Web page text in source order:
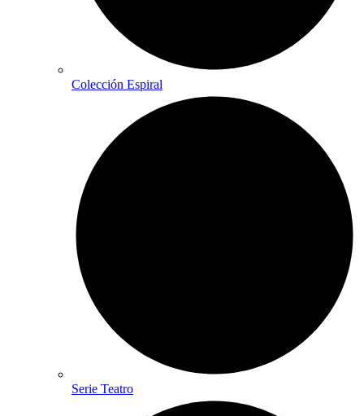
Colección Espiral
Serie Teatro